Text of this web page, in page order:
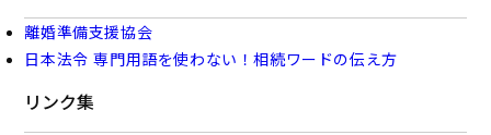
離婚準備支援協会
日本法令 専門用語を使わない！相続ワードの伝え方
リンク集